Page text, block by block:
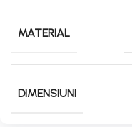
MATERIAL
DIMENSIUNI